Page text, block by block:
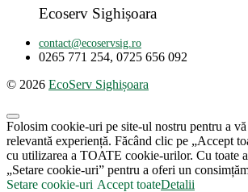
Ecoserv Sighișoara
contact@ecoservsig.ro
0265 771 254, 0725 656 092
© 2026 EcoServ Sighișoara
Folosim cookie-uri pe site-ul nostru pentru a
relevantă experiență. Făcând clic pe „Accept
cu utilizarea a TOATE cookie-urilor. Cu toate
„Setare cookie-uri” pentru a oferi un
Setare cookie-uri Accept toateDetalii